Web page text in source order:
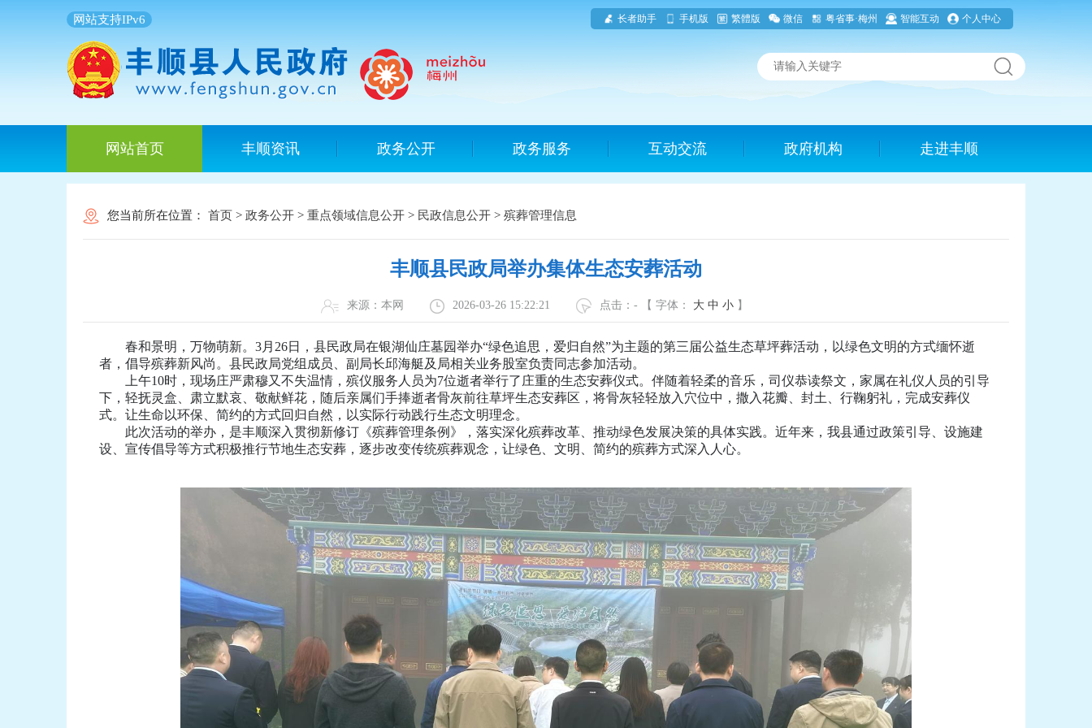
网站支持IPv6 长者助手 手机版 繁體版 微信 粤省事·梅州 智能互动 个人中心
网站首页 丰顺资讯 政务公开 政务服务 互动交流 政府机构 走进丰顺
您当前所在位置： 首页 > 政务公开 > 重点领域信息公开 > 民政信息公开 > 殡葬管理信息
丰顺县民政局举办集体生态安葬活动
来源：本网 2026-03-26 15:22:21 点击： - 【 字体： 大 中 小 】
春和景明，万物萌新。3月26日，县民政局在银湖仙庄墓园举办“绿色追思，爱归自然”为主题的第三届公益生态草坪葬活动，以绿色文明的方式缅怀逝
者，倡导殡葬新风尚。县民政局党组成员、副局长邱海艇及局相关业务股室负责同志参加活动。
上午10时，现场庄严肃穆又不失温情，殡仪服务人员为7位逝者举行了庄重的生态安葬仪式。伴随着轻柔的音乐，司仪恭读祭文，家属在礼仪人员的引导
下，轻抚灵盒、肃立默哀、敬献鲜花，随后亲属们手捧逝者骨灰前往草坪生态安葬区，将骨灰轻轻放入穴位中，撒入花瓣、封土、行鞠躬礼，完成安葬仪
式。让生命以环保、简约的方式回归自然，以实际行动践行生态文明理念。
此次活动的举办，是丰顺深入贯彻新修订《殡葬管理条例》，落实深化殡葬改革、推动绿色发展决策的具体实践。近年来，我县通过政策引导、设施建
设、宣传倡导等方式积极推行节地生态安葬，逐步改变传统殡葬观念，让绿色、文明、简约的殡葬方式深入人心。